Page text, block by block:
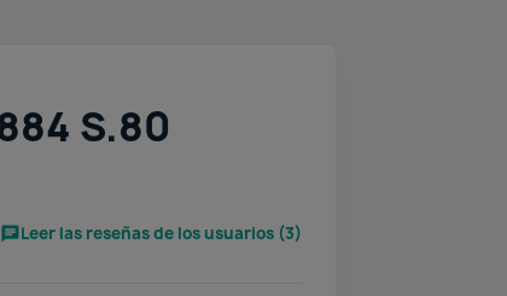
S.80
Leer las reseñas de los usuarios (3)